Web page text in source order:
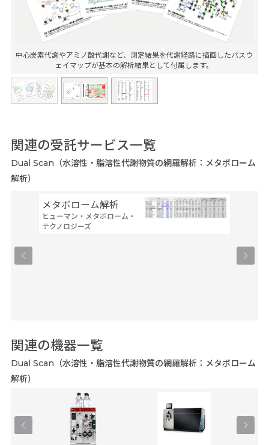
中心炭素代謝やアミノ酸代謝など、測定結果を代謝経路に描画したパスウ
ェイマップが基本の解析結果として付属します。
関連の受託サービス一覧
Dual Scan（水溶性・脂溶性代謝物質の網羅解析：メタボローム
解析）
メタボローム解析
ヒューマン・メタボローム・
テクノロジーズ
ス
創晶
関連の機器一覧
Dual Scan（水溶性・脂溶性代謝物質の網羅解析：メタボローム
解析）